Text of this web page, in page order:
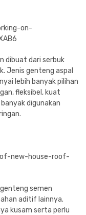
on-
dibuat dari serbuk
Jenis genteng aspal
lebih banyak pilihan
fleksibel, kuat
digunakan
new-house-roof-
semen
aditif lainnya.
kusam serta perlu